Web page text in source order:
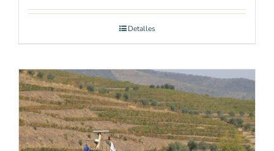
Detalles